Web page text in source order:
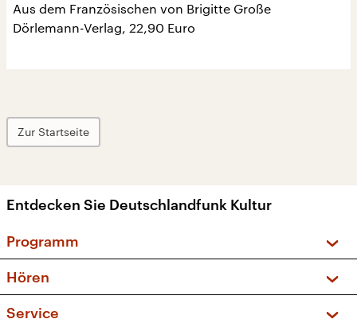
Aus dem Französischen von Brigitte Große
Dörlemann-Verlag, 22,90 Euro
Zur Startseite
Entdecken Sie Deutschlandfunk Kultur
Programm
Sendungen und Podcasts
Hören
Service